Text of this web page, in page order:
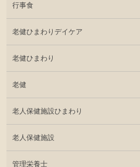
行事食
老健ひまわりデイケア
老健ひまわり
老健
老人保健施設ひまわり
老人保健施設
管理栄養士